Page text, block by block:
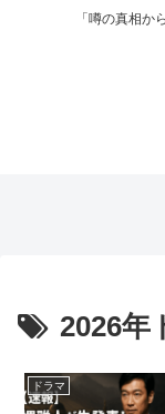
「噂の真相か
2026年
ドラマ